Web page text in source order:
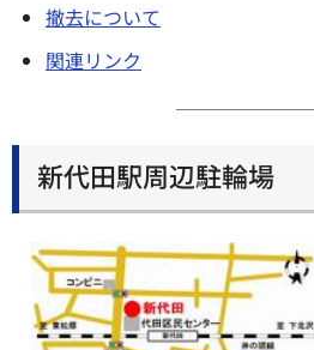
撤去について
関連リンク
新代田駅周辺駐輪場